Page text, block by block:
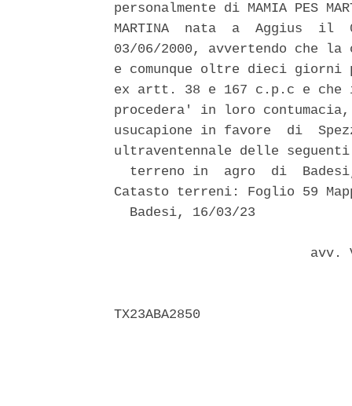
personalmente di MAMIA PES
MARTINA  nata  a  Aggius
03/06/2000, avvertendo che
e comunque oltre dieci giorni
ex artt. 38 e 167 c.p.c e
procedera' in loro
usucapione in favore  di
ultraventennale delle
terreno in  agro  di
Catasto terreni: Foglio 59
  Badesi, 16/03/23